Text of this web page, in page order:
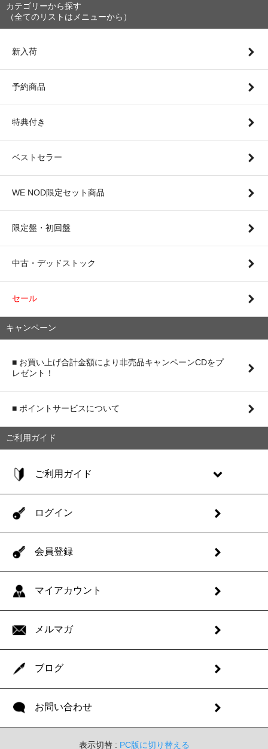
カテゴリーから探す
（全てのリストはメニューから）
新入荷
予約商品
特典付き
ベストセラー
WE NOD限定セット商品
限定盤・初回盤
中古・デッドストック
セール
キャンペーン
■ お買い上げ合計金額により非売品キャンペーンCDをプ
レゼント！
■ ポイントサービスについて
ご利用ガイド
ご利用ガイド
ログイン
会員登録
マイアカウント
メルマガ
ブログ
お問い合わせ
表示切替 : PC版に切り替える